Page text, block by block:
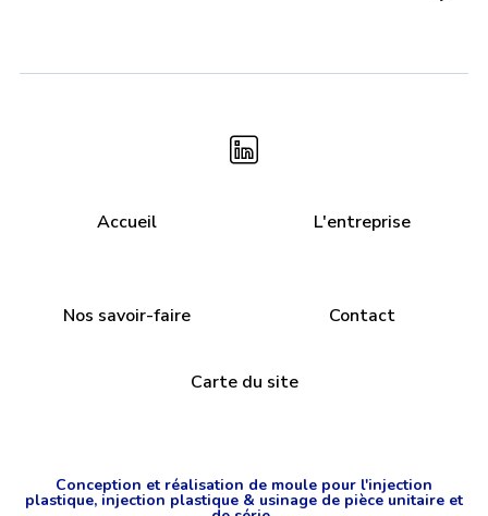
Accueil L'entreprise
Nos savoir-faire Contact
Carte du site
Conception et réalisation de moule pour l'injection
plastique, injection plastique & usinage de pièce unitaire et